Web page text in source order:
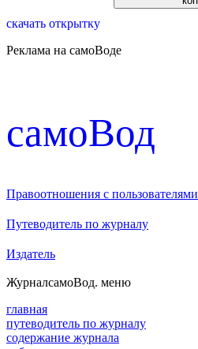
скачать открытку
Реклама на самоВоде
cамоВод
Правоотношения с пользователями
Путеводитель по журналу
Издатель
ЖурналсамоВод. меню
главная
путеводитель по журналу
содержание журнала